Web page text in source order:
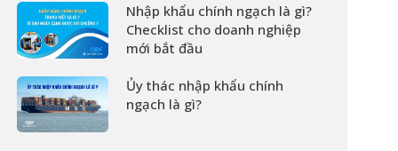
Nhập khẩu chính ngạch là gì?
Checklist cho doanh nghiệp
mới bắt đầu
Ủy thác nhập khẩu chính
ngạch là gì?